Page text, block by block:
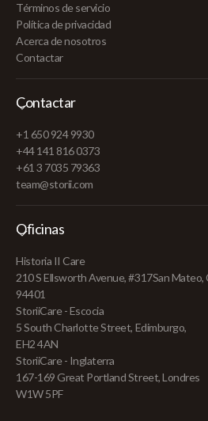
Términos de servicio
Política de privacidad
Acerca de nosotros
Contactar
Contactar
+1 650 924 9930
+44 141 816 0373
+61 3 7035 79363
team@storii.com
Oficinas
Historia II Care
210 S Ellsworth Avenue, #317San Mateo,
94401
StoriiCare - Escocia
5 South Charlotte Street, Edimburgo,
EH2 4AN
StoriiCare - Inglaterra
167-169 Great Portland Street, Londres
W1W 5PF